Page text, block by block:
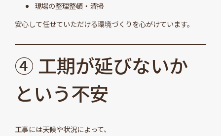
現場の整理整頓・清掃
安心して任せていただける環境づくりを心がけています。
④ 工期が延びないか
という不安
工事には天候や状況によって、